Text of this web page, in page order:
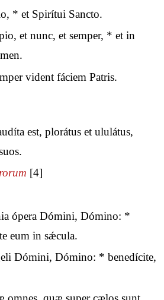
* et Spirítui Sancto.
et nunc, et semper, * et in
vident fáciem Patris.
est, plorátus et ululátus,
[4]
ópera Dómini, Dómino: *
eum in sǽcula.
Dómini, Dómino: * benedícite,